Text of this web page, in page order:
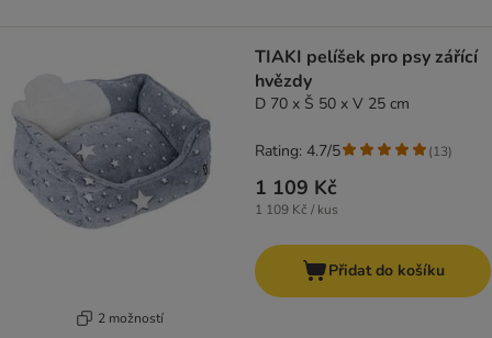
2 možností
TIAKI pelíšek pro psy zářící
hvězdy
D 70 x Š 50 x V 25 cm
1 109 Kč
1 109 Kč / kus
Rating: 4.7/5 (13)
Přidat do košíku